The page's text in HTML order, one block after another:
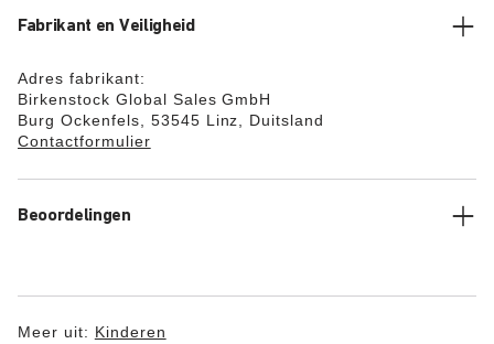
Fabrikant en Veiligheid
Adres fabrikant:
Birkenstock Global Sales GmbH
Burg Ockenfels, 53545 Linz, Duitsland
Contactformulier
Beoordelingen
Meer uit: Kinderen